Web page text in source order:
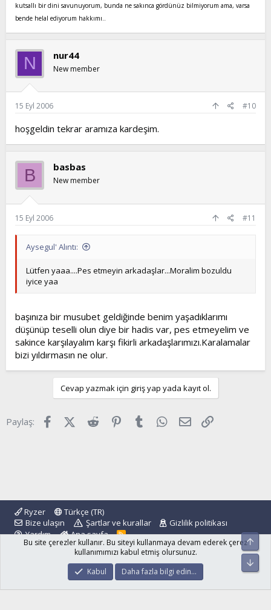
kutsallı bir dini savunuyorum, bunda ne sakınca gördünüz bilmiyorum ama, varsa
bende helal ediyorum hakkımı..
N nur44
New member
15 Eyl 2006 #10
hoşgeldin tekrar aramıza kardeşim.
B basbas
New member
15 Eyl 2006 #11
Aysegul' Alıntı:
Lütfen yaaa....Pes etmeyin arkadaşlar...Moralim bozuldu
iyice yaa
başınıza bir musubet geldiğinde benim yaşadıklarımı
düşünüp teselli olun diye bir hadis var, pes etmeyelim ve
sakince karşılayalım karşı fikirli arkadaşlarımızı.Karalamalar
bizi yıldırmasın ne olur.
Cevap yazmak için giriş yap yada kayıt ol.
Paylaş: FacebookX (Twitter)
Reddit Pinterest
Tumblr WhatsApp
E-posta
Ryzer
Türkçe (TR)
Bize ulaşın
Şartlar ve kurallar
Gizlilik politikası
Yardım
Ana sayfa
R
S
S
Community platform by XenForo ® © 2010-2024 XenForo Ltd.
© 2001 - 2024
Bu site çerezler kullanır. Bu siteyi kullanmaya devam ederek çerez
kullanımımızı kabul etmiş olursunuz.
Kabul
Daha fazla bilgi edin…
Üst
Alt